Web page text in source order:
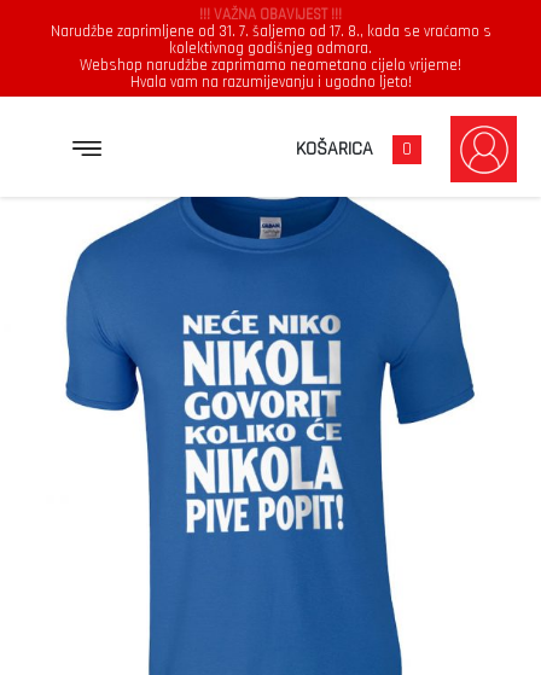
!!! VAŽNA OBAVIJEST !!!
Narudžbe zaprimljene od 31. 7. šaljemo od 17. 8., kada se vraćamo s
kolektivnog godišnjeg odmora.
Webshop narudžbe zaprimamo neometano cijelo vrijeme!
Hvala vam na razumijevanju i ugodno ljeto!
KOŠARICA 0
NEĆE NIKO NIKOLI GOVORIT KOLIKO ĆE NIKOLA PIVE POPIT